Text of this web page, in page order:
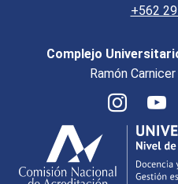
+562
Complejo
Ramón